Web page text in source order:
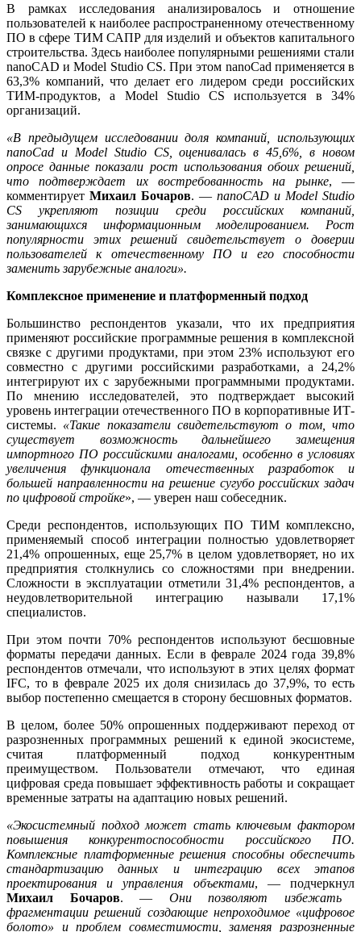
В рамках исследования анализировалось и отношение
пользователей к наиболее распространенному отечественному
ПО в сфере ТИМ САПР для изделий и объектов капитального
строительства. Здесь наиболее популярными решениями стали
nanoCAD и Model Studio CS. При этом nanoCad применяется в
63,3% компаний, что делает его лидером среди российских
ТИМ-продуктов, а Model Studio CS используется в 34%
организаций.
«В предыдущем исследовании доля компаний, использующих
nanoCad и Model Studio CS, оценивалась в 45,6%, в новом
опросе данные показали рост использования обоих решений,
что подтверждает их востребованность на рынке, —
комментирует Михаил Бочаров. — nanoCAD и Model Studio
CS укрепляют позиции среди российских компаний,
занимающихся информационным моделированием. Рост
популярности этих решений свидетельствует о доверии
пользователей к отечественному ПО и его способности
заменить зарубежные аналоги».
Комплексное применение и платформенный подход
Большинство респондентов указали, что их предприятия
применяют российские программные решения в комплексной
связке с другими продуктами, при этом 23% используют его
совместно с другими российскими разработками, а 24,2%
интегрируют их с зарубежными программными продуктами.
По мнению исследователей, это подтверждает высокий
уровень интеграции отечественного ПО в корпоративные ИТ-
системы. «Такие показатели свидетельствуют о том, что
существует возможность дальнейшего замещения
импортного ПО российскими аналогами, особенно в условиях
увеличения функционала отечественных разработок и
большей направленности на решение сугубо российских задач
по цифровой стройке», — уверен наш собеседник.
Среди респондентов, использующих ПО ТИМ комплексно,
применяемый способ интеграции полностью удовлетворяет
21,4% опрошенных, еще 25,7% в целом удовлетворяет, но их
предприятия столкнулись со сложностями при внедрении.
Сложности в эксплуатации отметили 31,4% респондентов, а
неудовлетворительной интеграцию называли 17,1%
специалистов.
При этом почти 70% респондентов используют бесшовные
форматы передачи данных. Если в феврале 2024 года 39,8%
респондентов отмечали, что используют в этих целях формат
IFC, то в феврале 2025 их доля снизилась до 37,9%, то есть
выбор постепенно смещается в сторону бесшовных форматов.
В целом, более 50% опрошенных поддерживают переход от
разрозненных программных решений к единой экосистеме,
считая платформенный подход конкурентным
преимуществом. Пользователи отмечают, что единая
цифровая среда повышает эффективность работы и сокращает
временные затраты на адаптацию новых решений.
«Экосистемный подход может стать ключевым фактором
повышения конкурентоспособности российского ПО.
Комплексные платформенные решения способны обеспечить
стандартизацию данных и интеграцию всех этапов
проектирования и управления объектами, — подчеркнул
Михаил Бочаров. — Они позволяют избежать
фрагментации решений создающие непроходимое «цифровое
болото» и проблем совместимости, заменяя разрозненные